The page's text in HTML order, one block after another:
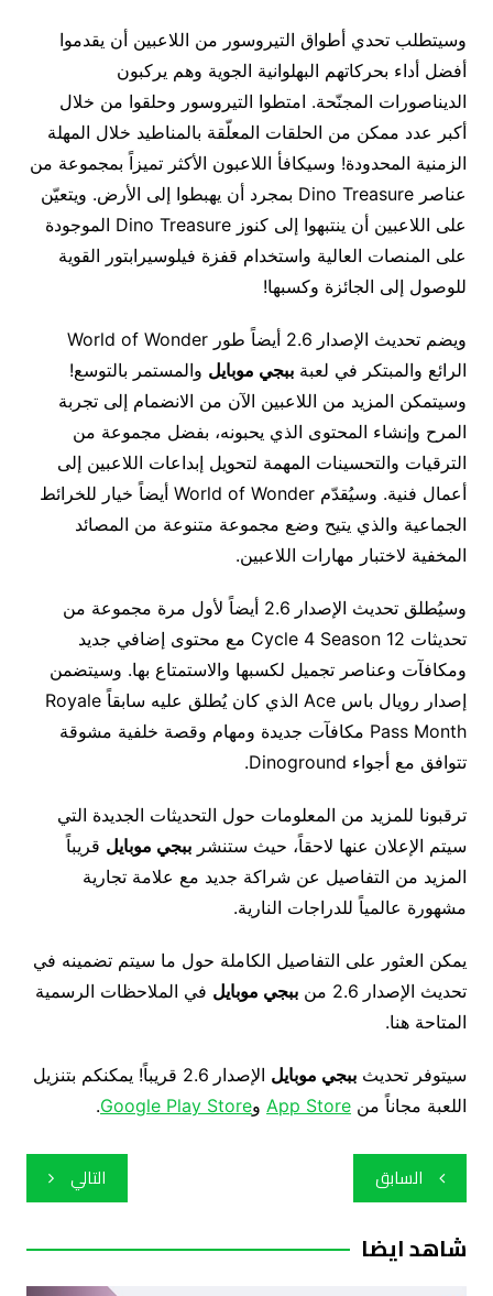
وسيتطلب تحدي أطواق التيروسور من اللاعبين أن يقدموا
أفضل أداء بحركاتهم البهلوانية الجوية وهم يركبون
الديناصورات المجنّحة. امتطوا التيروسور وحلقوا من خلال
أكبر عدد ممكن من الحلقات المعلّقة بالمناطيد خلال المهلة
الزمنية المحدودة! وسيكافأ اللاعبون الأكثر تميزاً بمجموعة من
عناصر Dino Treasure بمجرد أن يهبطوا إلى الأرض. ويتعيّن
على اللاعبين أن ينتبهوا إلى كنوز Dino Treasure الموجودة
على المنصات العالية واستخدام قفزة فيلوسيرابتور القوية
للوصول إلى الجائزة وكسبها!
ويضم تحديث الإصدار 2.6 أيضاً طور World of Wonder
الرائع والمبتكر في لعبة ببجي موبايل والمستمر بالتوسع!
وسيتمكن المزيد من اللاعبين الآن من الانضمام إلى تجربة
المرح وإنشاء المحتوى الذي يحبونه، بفضل مجموعة من
الترقيات والتحسينات المهمة لتحويل إبداعات اللاعبين إلى
أعمال فنية. وسيُقدّم World of Wonder أيضاً خيار للخرائط
الجماعية والذي يتيح وضع مجموعة متنوعة من المصائد
المخفية لاختبار مهارات اللاعبين.
وسيُطلق تحديث الإصدار 2.6 أيضاً لأول مرة مجموعة من
تحديثات Cycle 4 Season 12 مع محتوى إضافي جديد
ومكافآت وعناصر تجميل لكسبها والاستمتاع بها. وسيتضمن
إصدار رويال باس Ace الذي كان يُطلق عليه سابقاً Royale
Pass Month مكافآت جديدة ومهام وقصة خلفية مشوقة
تتوافق مع أجواء Dinoground.
ترقبونا للمزيد من المعلومات حول التحديثات الجديدة التي
سيتم الإعلان عنها لاحقاً، حيث ستنشر ببجي موبايل قريباً
المزيد من التفاصيل عن شراكة جديد مع علامة تجارية
مشهورة عالمياً للدراجات النارية.
يمكن العثور على التفاصيل الكاملة حول ما سيتم تضمينه في
تحديث الإصدار 2.6 من
ببجي موبايل في الملاحظات الرسمية
المتاحة هنا.
سيتوفر تحديث ببجي موبايل
الإصدار 2.6 قريباً! يمكنكم بتنزيل
اللعبة مجاناً من App StoreوGoogle Play Store
.
تصفّح
المقالات
السابق التالي
شاهد ايضا